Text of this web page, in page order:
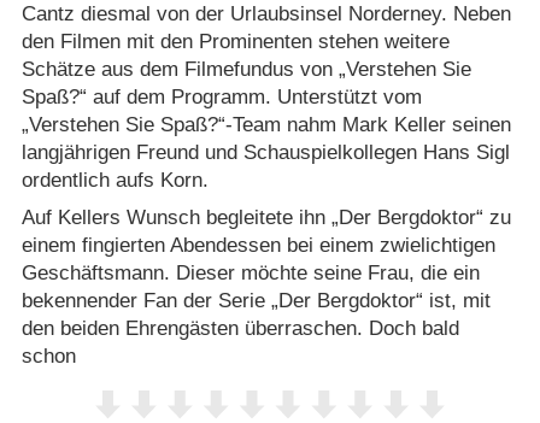
Cantz diesmal von der Urlaubsinsel Norderney. Neben
den Filmen mit den Prominenten stehen weitere
Schätze aus dem Filmefundus von „Verstehen Sie
Spaß?“ auf dem Programm. Unterstützt vom
„Verstehen Sie Spaß?“-Team nahm Mark Keller seinen
langjährigen Freund und Schauspielkollegen Hans Sigl
ordentlich aufs Korn.
Auf Kellers Wunsch begleitete ihn „Der Bergdoktor“ zu
einem fingierten Abendessen bei einem zwielichtigen
Geschäftsmann. Dieser möchte seine Frau, die ein
bekennender Fan der Serie „Der Bergdoktor“ ist, mit
den beiden Ehrengästen überraschen. Doch bald
schon